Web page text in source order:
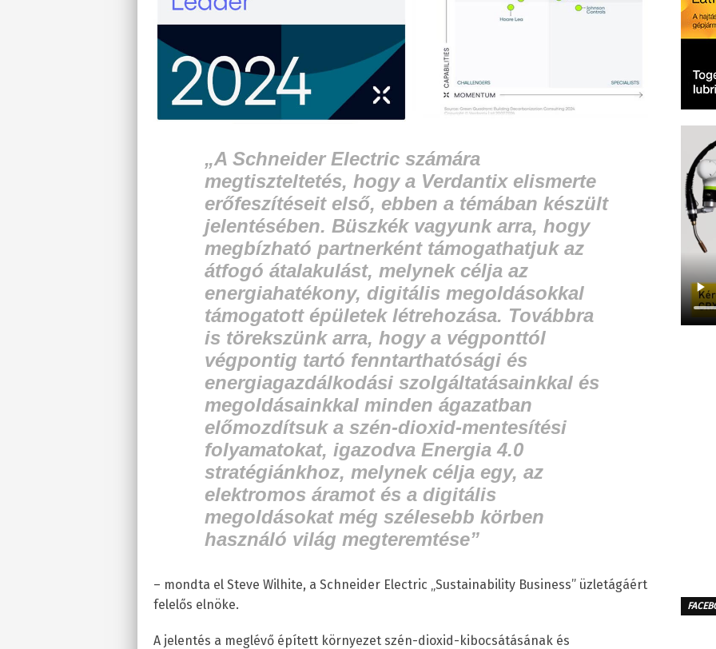
„A Schneider Electric számára
megtiszteltetés, hogy a Verdantix elismerte
erőfeszítéseit első, ebben a témában készült
jelentésében. Büszkék vagyunk arra, hogy
megbízható partnerként támogathatjuk az
átfogó átalakulást, melynek célja az
energiahatékony, digitális megoldásokkal
támogatott épületek létrehozása. Továbbra
is törekszünk arra, hogy a végponttól
végpontig tartó fenntarthatósági és
energiagazdálkodási szolgáltatásainkkal és
megoldásainkkal minden ágazatban
előmozdítsuk a szén-dioxid-mentesítési
folyamatokat, igazodva Energia 4.0
stratégiánkhoz, melynek célja egy, az
elektromos áramot és a digitális
megoldásokat még szélesebb körben
használó világ megteremtése”
– mondta el Steve Wilhite, a Schneider Electric „Sustainability Business” üzletágáért
felelős elnöke.
A jelentés a meglévő épített környezet szén-dioxid-kibocsátásának és